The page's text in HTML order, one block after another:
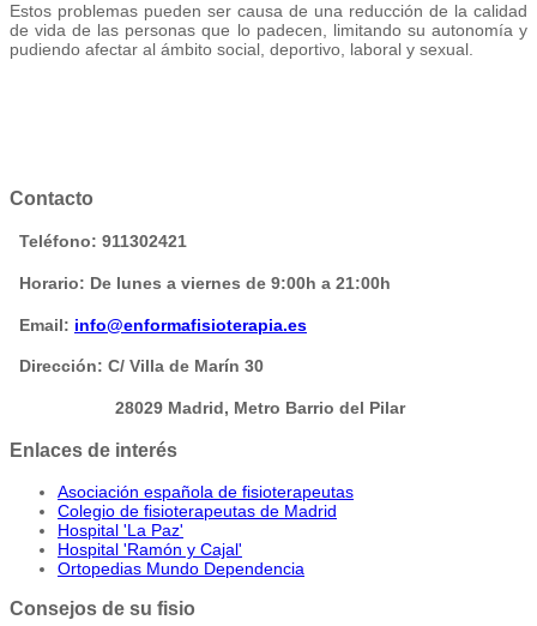
Estos problemas pueden ser causa de una reducción de la calidad
de vida de las personas que lo padecen, limitando su autonomía y
pudiendo afectar al ámbito social, deportivo, laboral y sexual.
Contacto
Teléfono: 911302421
Horario: De lunes a viernes de 9:00h a 21:00h
Email: info@enformafisioterapia.es
Dirección: C/ Villa de Marín 30
28029 Madrid, Metro Barrio del Pilar
Enlaces de interés
Asociación española de fisioterapeutas
Colegio de fisioterapeutas de Madrid
Hospital 'La Paz'
Hospital 'Ramón y Cajal'
Ortopedias Mundo Dependencia
Consejos de su fisio